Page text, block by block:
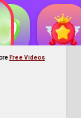
Free Videos